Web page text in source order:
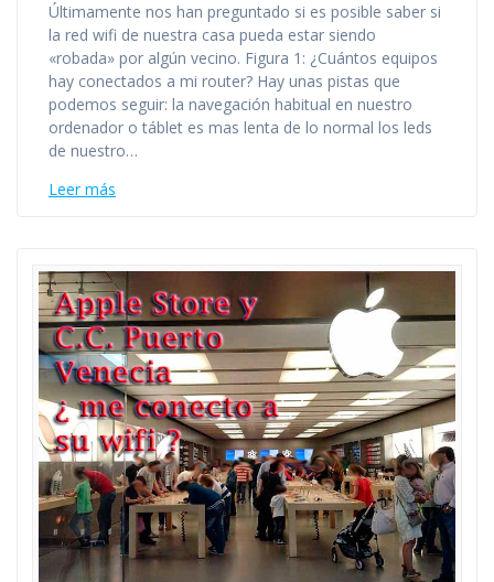
Últimamente nos han preguntado si es posible saber si
la red wifi de nuestra casa pueda estar siendo
«robada» por algún vecino. Figura 1: ¿Cuántos equipos
hay conectados a mi router? Hay unas pistas que
podemos seguir: la navegación habitual en nuestro
ordenador o táblet es mas lenta de lo normal los leds
de nuestro…
Leer más